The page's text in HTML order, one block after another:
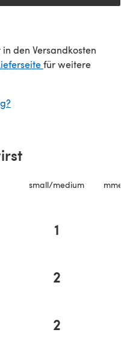
den Versandkosten
(öffnet sich in
für weitere
small/medium
1
2
2